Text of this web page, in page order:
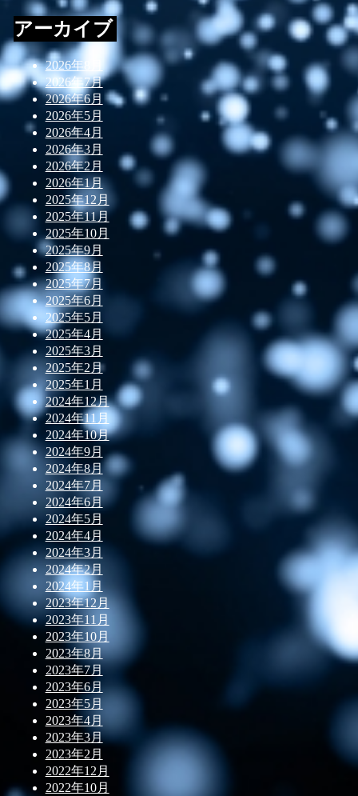
アーカイブ
2026年8月
2026年7月
2026年6月
2026年5月
2026年4月
2026年3月
2026年2月
2026年1月
2025年12月
2025年11月
2025年10月
2025年9月
2025年8月
2025年7月
2025年6月
2025年5月
2025年4月
2025年3月
2025年2月
2025年1月
2024年12月
2024年11月
2024年10月
2024年9月
2024年8月
2024年7月
2024年6月
2024年5月
2024年4月
2024年3月
2024年2月
2024年1月
2023年12月
2023年11月
2023年10月
2023年8月
2023年7月
2023年6月
2023年5月
2023年4月
2023年3月
2023年2月
2022年12月
2022年10月